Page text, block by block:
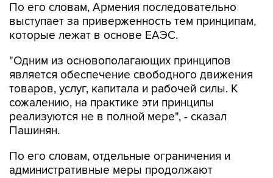
По его словам, Армения последовательно
выступает за приверженность тем принципам,
которые лежат в основе ЕАЭС.
"Одним из основополагающих принципов
является обеспечение свободного движения
товаров, услуг, капитала и рабочей силы. К
сожалению, на практике эти принципы
реализуются не в полной мере", - сказал
Пашинян.
По его словам, отдельные ограничения и
административные меры продолжают